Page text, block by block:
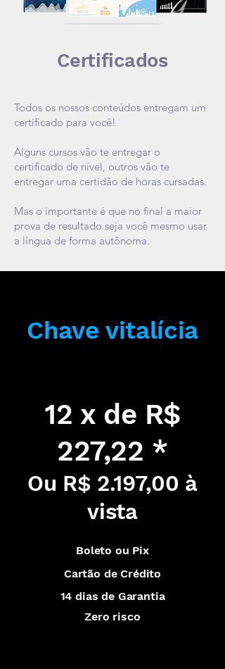
Certificados
Todos os nossos conteúdos entregam um
certificado para você!
Alguns cursos vão te entregar o
certificado de nível, outros vão te
entregar uma certidão de horas cursadas.
Mas o importante é que no final a maior
prova de resultado seja você mesmo usar
a língua de forma autônoma.
Chave vitalícia
12 x de R$
227,22 *
Ou R$ 2.197,00 à
vista
Boleto ou Pix
Cartão de Crédito
14 dias de Garantia
Zero risco